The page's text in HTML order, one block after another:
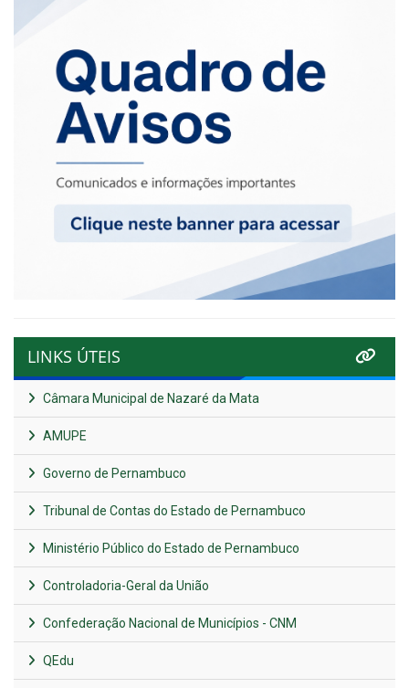
LINKS ÚTEIS
Câmara Municipal de Nazaré da Mata
AMUPE
Governo de Pernambuco
Tribunal de Contas do Estado de Pernambuco
Ministério Público do Estado de Pernambuco
Controladoria-Geral da União
Confederação Nacional de Municípios - CNM
QEdu